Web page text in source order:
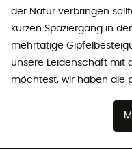
der Natur verbringen
kurzen Spaziergang in
mehrtätige
unsere Leidenschaft mit
möchtest, wir haben die